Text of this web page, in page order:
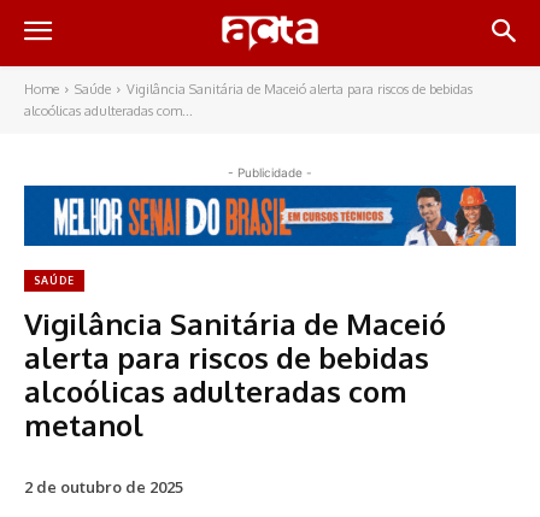
Home Saúde
Vigilância Sanitária de Maceió alerta para riscos de bebidas
alcoólicas adulteradas com...
- Publicidade -
SAÚDE
Vigilância Sanitária de Maceió
alerta para riscos de bebidas
alcoólicas adulteradas com
metanol
2 de outubro de 2025